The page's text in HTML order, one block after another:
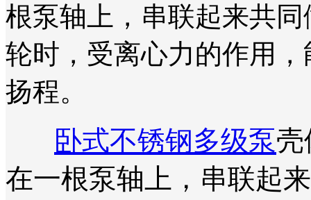
根泵轴上，串联起来共
轮时，受离心力的作用
扬程。
卧式不锈钢多级泵壳
在一根泵轴上，串联起